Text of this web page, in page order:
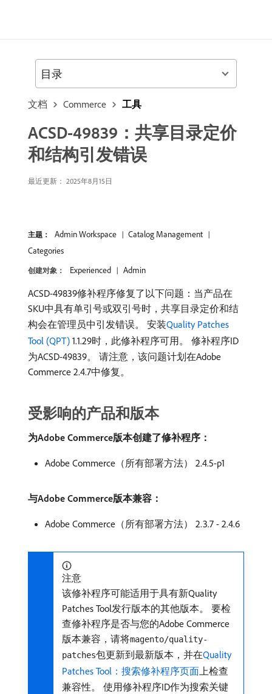
文档 Commerce 工具
ACSD-49839：共享目录定价
和结构引发错误
最近更新： 2025年8月15日
主题： Admin Workspace
Catalog Management
Categories
创建对象： Experienced Admin
ACSD-49839修补程序修复了以下问题：当产品在
SKU中具有单引号或双引号时，共享目录定价和结
构会在管理员中引发错误。 安装Quality Patches
Tool (QPT) 1.1.29时，此修补程序可用。 修补程序ID
为ACSD-49839。 请注意，该问题计划在Adobe
Commerce 2.4.7中修复。
受影响的产品和版本
为Adobe Commerce版本创建了修补程序：
Adobe Commerce（所有部署方法） 2.4.5-p1
与Adobe Commerce版本兼容：
Adobe Commerce（所有部署方法） 2.3.7 - 2.4.6
注意
该修补程序可能适用于具有新Quality
Patches Tool发行版本的其他版本。 要检
查修补程序是否与您的Adobe Commerce
版本兼容，请将magento/quality-
patches包更新到最新版本，并在Quality
Patches Tool：搜索修补程序页面上检查
兼容性。 使用修补程序ID作为搜索关键
目录